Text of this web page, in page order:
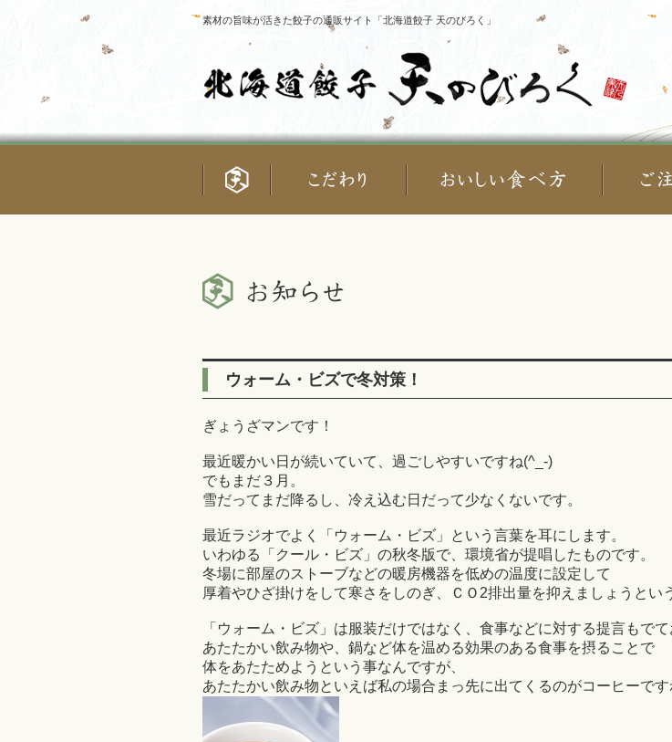
素材の旨味が活きた餃子の通販サイト「北海道餃子 天のびろく」
ウォーム・ビズで冬対策！
ぎょうざマンです！
最近暖かい日が続いていて、過ごしやすいですね(^_-)
でもまだ３月。
雪だってまだ降るし、冷え込む日だって少なくないです。
最近ラジオでよく「ウォーム・ビズ」という言葉を耳にします。
いわゆる「クール・ビズ」の秋冬版で、環境省が提唱したものです。
冬場に部屋のストーブなどの暖房機器を低めの温度に設定して
厚着やひざ掛けをして寒さをしのぎ、ＣＯ2排出量を抑えましょうとい
「ウォーム・ビズ」は服装だけではなく、食事などに対する提言もでて
あたたかい飲み物や、鍋など体を温める効果のある食事を摂ることで
体をあたためようという事なんですが、
あたたかい飲み物といえば私の場合まっ先に出てくるのがコーヒーです